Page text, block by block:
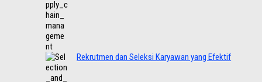
Rekrutmen dan Seleksi Karyawan yang Efektif